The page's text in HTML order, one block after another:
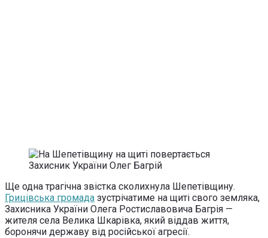
Ще одна трагічна звістка сколихнула Шепетівщину.
Грицівська громада зустрічатиме на щиті свого земляка,
Захисника України Олега Ростиславовича Багрія —
жителя села Велика Шкарівка, який віддав життя,
боронячи державу від російської агресії.